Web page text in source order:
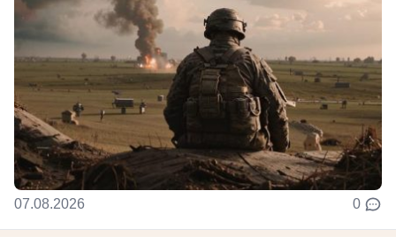
07.08.2026 0